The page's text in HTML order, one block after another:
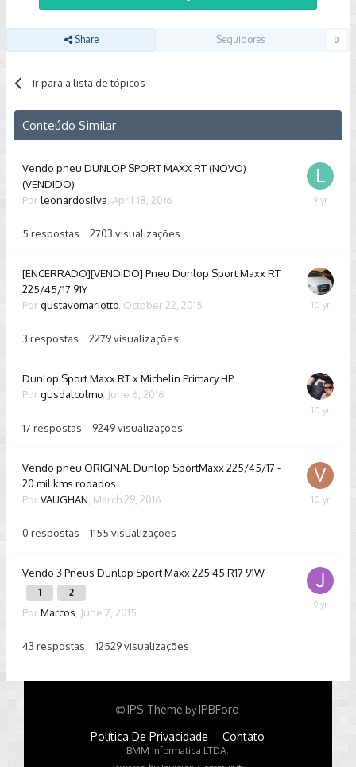
Share Seguidores 0
Ir para a lista de tópicos
Conteúdo Similar
Vendo pneu DUNLOP SPORT MAXX RT (NOVO)
(VENDIDO)
Por leonardosilva April 18, 2016
5 respostas 2703 visualizações
January
[ENCERRADO][VENDIDO] Pneu Dunlop Sport Maxx RT
225/45/17 91Y
Por gustavomariotto October 22, 2015
3 respostas 2279visualizações
Dunlop Sport Maxx RT x Michelin Primacy HP
Por gusdalcolmo June 6, 2016
17 respostas 9249visualizações
June
Vendo pneu ORIGINAL Dunlop SportMaxx 225/45/17 -
20 mil kms rodados
Por VAUGHAN March 29, 2016
0 respostas 1155 visualizações
March
Vendo 3 Pneus Dunlop Sport Maxx 225 45 R17 91W
1 2
Por Marcos June 7, 2015
43 respostas 12529visualizações
IPS Theme byIPBForo
Política De Privacidade Contato
BMM Informatica LTDA.